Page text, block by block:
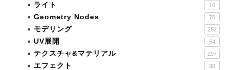
ライト 10
Geometry Nodes 70
モデリング 282
UV展開 54
テクスチャ&マテリアル 297
エフェクト 36